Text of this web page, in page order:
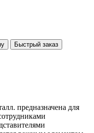
Быстрый заказ
предназначена для